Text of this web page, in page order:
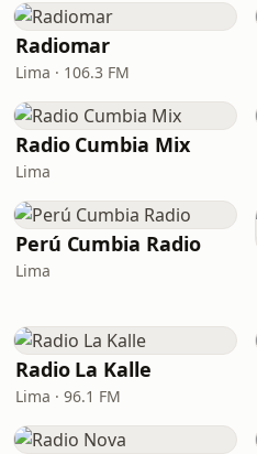
Radiomar
Lima · 106.3 FM
Radio Cumbia Mix
Lima
Perú Cumbia Radio
Lima
Radio La Kalle
Lima · 96.1 FM